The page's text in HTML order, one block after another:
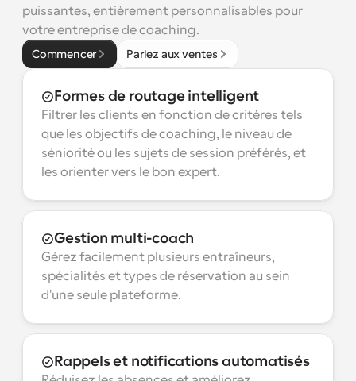
puissantes, entièrement personnalisables pour
votre entreprise de coaching.
Commencer Parlez aux ventes
Formes de routage intelligent
Filtrer les clients en fonction de critères tels
que les objectifs de coaching, le niveau de
séniorité ou les sujets de session préférés, et
les orienter vers le bon expert.
Gestion multi-coach
Gérez facilement plusieurs entraîneurs,
spécialités et types de réservation au sein
d'une seule plateforme.
Rappels et notifications automatisés